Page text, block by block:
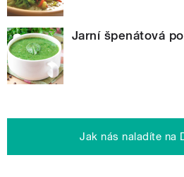
Jarní špenátová
Jak nás naladíte na